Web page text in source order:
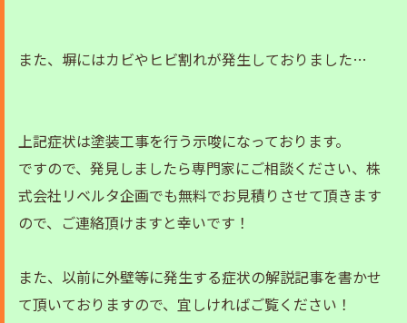
また、塀にはカビやヒビ割れが発生しておりました…
上記症状は塗装工事を行う示唆になっております。
ですので、発見しましたら専門家にご相談ください、株
式会社リベルタ企画でも無料でお見積りさせて頂きます
ので、ご連絡頂けますと幸いです！
また、以前に外壁等に発生する症状の解説記事を書かせ
て頂いておりますので、宜しければご覧ください！